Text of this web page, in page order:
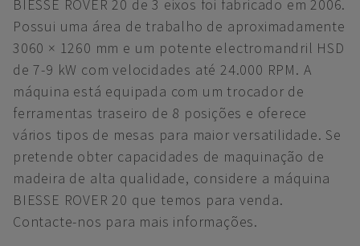
BIESSE ROVER 20 de 3 eixos foi fabricado em 2006.
Possui uma área de trabalho de aproximadamente
3060 × 1260 mm e um potente electromandril HSD
de 7-9 kW com velocidades até 24.000 RPM. A
máquina está equipada com um trocador de
ferramentas traseiro de 8 posições e oferece
vários tipos de mesas para maior versatilidade. Se
pretende obter capacidades de maquinação de
madeira de alta qualidade, considere a máquina
BIESSE ROVER 20 que temos para venda.
Contacte-nos para mais informações.